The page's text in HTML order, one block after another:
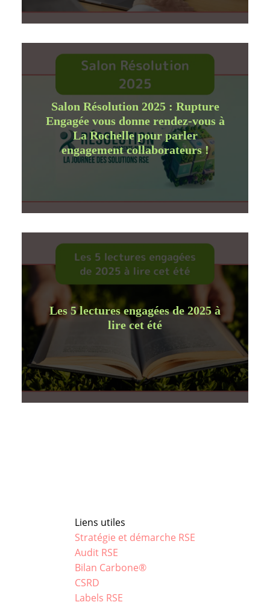
Salon Résolution 2025 : Rupture
Engagée vous donne rendez-vous à
La Rochelle pour parler
engagement collaborateurs !
Les 5 lectures engagées de 2025 à
lire cet été
Liens utiles
Stratégie et démarche RSE
Audit RSE
Bilan Carbone®
CSRD
Labels RSE